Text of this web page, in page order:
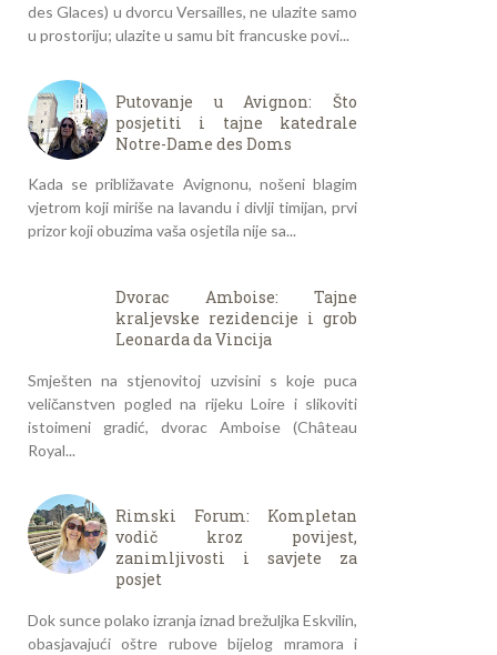
des Glaces) u dvorcu Versailles, ne ulazite samo
u prostoriju; ulazite u samu bit francuske povi...
Putovanje u Avignon: Što
posjetiti i tajne katedrale
Notre-Dame des Doms
Kada se približavate Avignonu, nošeni blagim
vjetrom koji miriše na lavandu i divlji timijan, prvi
prizor koji obuzima vaša osjetila nije sa...
Dvorac Amboise: Tajne
kraljevske rezidencije i grob
Leonarda da Vincija
Smješten na stjenovitoj uzvisini s koje puca
veličanstven pogled na rijeku Loire i slikoviti
istoimeni gradić, dvorac Amboise (Château
Royal...
Rimski Forum: Kompletan
vodič kroz povijest,
zanimljivosti i savjete za
posjet
Dok sunce polako izranja iznad brežuljka Eskvilin,
obasjavajući oštre rubove bijelog mramora i